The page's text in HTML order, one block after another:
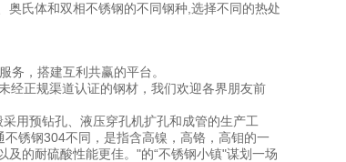
氏体和双相不锈钢的不同钢种,选择不同的热处
务，搭建互利共赢的平台。
经正规渠道认证的钢材，我们欢迎各界朋友前
用预钻孔、液压穿孔机扩孔和成管的生产工
锈钢304不同，是指含高镍，高铬，高钼的一
的耐硫酸性能更佳。"的“不锈钢小镇"谋划一场